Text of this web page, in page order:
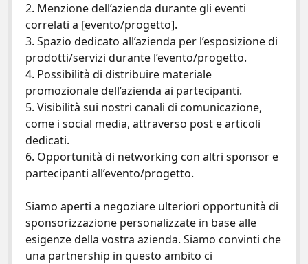
2. Menzione dell’azienda durante gli eventi
correlati a [evento/progetto].
3. Spazio dedicato all’azienda per l’esposizione di
prodotti/servizi durante l’evento/progetto.
4. Possibilità di distribuire materiale
promozionale dell’azienda ai partecipanti.
5. Visibilità sui nostri canali di comunicazione,
come i social media, attraverso post e articoli
dedicati.
6. Opportunità di networking con altri sponsor e
partecipanti all’evento/progetto.
Siamo aperti a negoziare ulteriori opportunità di
sponsorizzazione personalizzate in base alle
esigenze della vostra azienda. Siamo convinti che
una partnership in questo ambito ci